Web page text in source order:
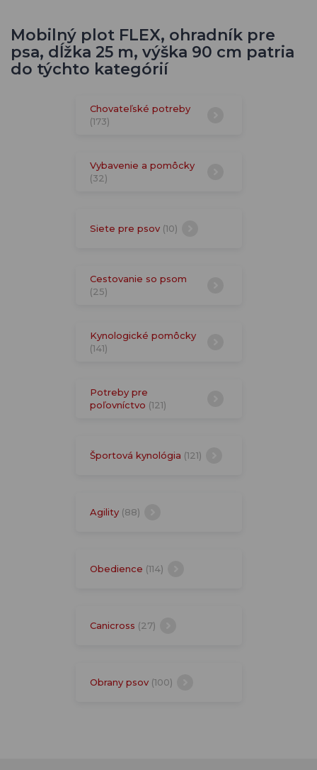
Mobilný plot FLEX, ohradník pre
psa, dĺžka 25 m, výška 90 cm patria
do týchto kategórií
Chovateľské potreby
(173)
Vybavenie a pomôcky
(32)
Siete pre psov (10)
Cestovanie so psom
(25)
Kynologické pomôcky
(141)
Potreby pre
poľovníctvo (121)
Športová kynológia (121)
Agility (88)
Obedience (114)
Canicross (27)
Obrany psov (100)